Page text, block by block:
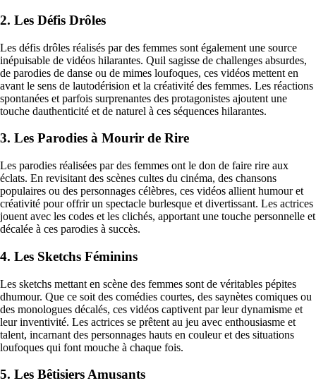
2. Les Défis Drôles
Les défis drôles réalisés par des femmes sont également une source
inépuisable de vidéos hilarantes. Quil sagisse de challenges absurdes,
de parodies de danse ou de mimes loufoques, ces vidéos mettent en
avant le sens de lautodérision et la créativité des femmes. Les réactions
spontanées et parfois surprenantes des protagonistes ajoutent une
touche dauthenticité et de naturel à ces séquences hilarantes.
3. Les Parodies à Mourir de Rire
Les parodies réalisées par des femmes ont le don de faire rire aux
éclats. En revisitant des scènes cultes du cinéma, des chansons
populaires ou des personnages célèbres, ces vidéos allient humour et
créativité pour offrir un spectacle burlesque et divertissant. Les actrices
jouent avec les codes et les clichés, apportant une touche personnelle et
décalée à ces parodies à succès.
4. Les Sketchs Féminins
Les sketchs mettant en scène des femmes sont de véritables pépites
dhumour. Que ce soit des comédies courtes, des saynètes comiques ou
des monologues décalés, ces vidéos captivent par leur dynamisme et
leur inventivité. Les actrices se prêtent au jeu avec enthousiasme et
talent, incarnant des personnages hauts en couleur et des situations
loufoques qui font mouche à chaque fois.
5. Les Bêtisiers Amusants